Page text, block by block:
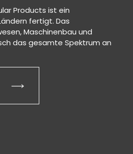
Products ist ein
fertigt. Das
Maschinenbau und
das gesamte Spektrum an